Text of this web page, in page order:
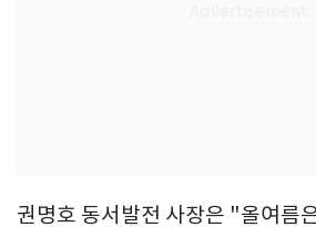
권명호 동서발전 사장은 "올여름